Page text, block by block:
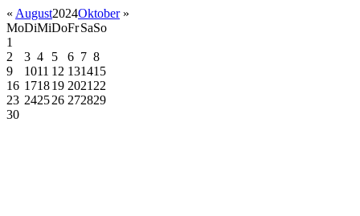
« August2024Oktober»
MoDiMiDoFrSaSo
1
2
3 4 5 6 7 8
9
1011 12 131415
16 171819 2021 22
23 242526 272829
30